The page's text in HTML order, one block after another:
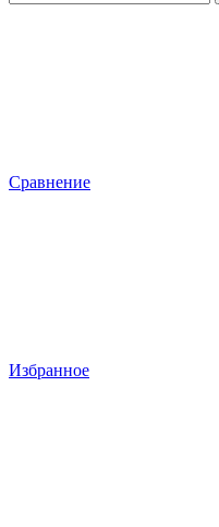
Сравнение
Избранное